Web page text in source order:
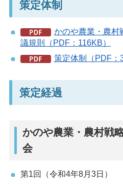
策定体制
かのや農業・農村
議規則（PDF：116KB）
策定体制（PDF：
策定経過
かのや農業・農村戦
会
第1回（令和4年8月3日）